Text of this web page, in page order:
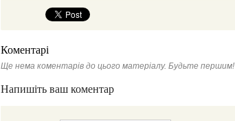
Коментарі
Ще нема коментарів до цього матеріалу. Будьте першим!
Напишіть ваш коментар